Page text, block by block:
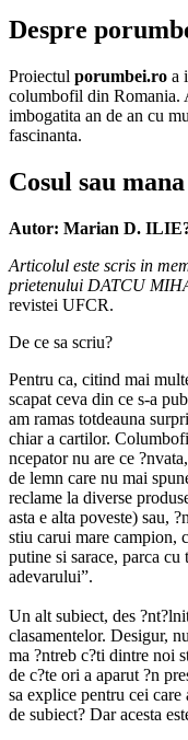
Despre
Proiectul porumbei.ro a
columbofil din Romania.
imbogatita an de an cu
fascinanta.
Cosul sau mana
Autor: Marian D.
Articolul este scris in
prietenului DATCU
revistei UFCR.
De ce sa scriu?
Pentru ca, citind mai
scapat ceva din ce s-a
am ramas totdeauna
chiar a cartilor.
ncepator nu are ce
de lemn care nu mai
reclame la diverse
asta e alta poveste) sau,
stiu carui mare campion,
putine si sarace, parca cu
adevarului”.
Un alt subiect, des
clasamentelor. Desigur,
ma ?ntreb c?ti dintre noi
de c?te ori a aparut ?n
sa explice pentru cei
de subiect? Dar acesta